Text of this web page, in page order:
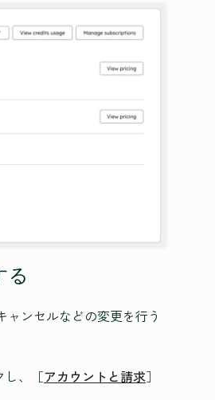
る
ンセルなどの変更を行う
し、［アカウントと請求］